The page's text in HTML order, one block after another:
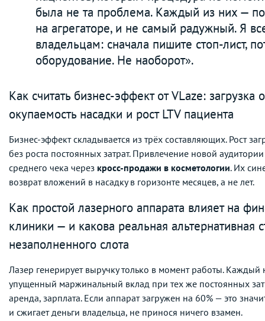
была не та проблема. Каждый из них —
на агрегаторе, и не самый радужный. Я
владельцам: сначала пишите стоп-лист,
оборудование. Не наоборот».
Как считать бизнес-эффект от VLaze: загрузка
окупаемость насадки и рост LTV пациента
Бизнес-эффект складывается из трёх составляющих. Рост
без роста постоянных затрат. Привлечение новой аудитории
среднего чека через кросс-продажи в косметологии. Их
возврат вложений в насадку в горизонте месяцев, а не лет.
Как простой лазерного аппарата влияет на
клиники — и какова реальная альтернативная
незаполненного слота
Лазер генерирует выручку только в момент работы.
упущенный маржинальный вклад при тех же постоянных
аренда, зарплата. Если аппарат загружен на 60% — это
и сжигает деньги владельца, не принося ничего взамен.